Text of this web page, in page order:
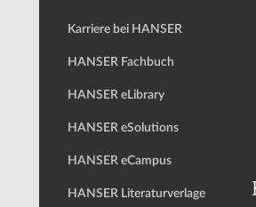
Karriere bei HANSER
HANSER Fachbuch
HANSER eLibrary
HANSER eSolutions
HANSER eCampus
HANSER Literaturverlage